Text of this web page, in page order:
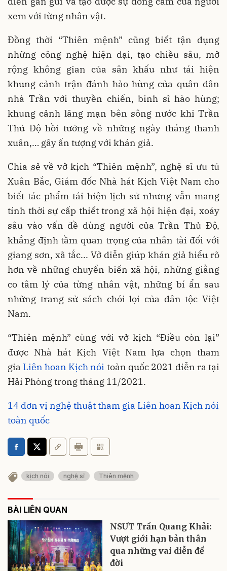
xem với từng nhân vật.
Đồng thời “Thiên mệnh” cũng biết tận dụng
những công nghệ hiện đại, tạo chiều sâu, mở
rộng không gian của sân khấu như tái hiện
khung cảnh trận đánh hào hùng của quân dân
nhà Trần với thuyền chiến, binh sĩ hào hùng;
khung cảnh lãng mạn bên sông nước khi Trần
Thủ Độ hồi tưởng về những ngày tháng thanh
xuân,… gây ấn tượng với khán giả.
Chia sẻ về vở kịch “Thiên mệnh”, nghệ sĩ ưu tú
Xuân Bắc, Giám đốc Nhà hát Kịch Việt Nam cho
biết tác phẩm tái hiện lịch sử nhưng vẫn mang
tính thời sự cấp thiết trong xã hội hiện đại, xoáy
sâu vào vấn đề dùng người của Trần Thủ Độ,
khẳng định tầm quan trọng của nhân tài đối với
giang sơn, xã tắc... Vở diễn giúp khán giả hiểu rõ
hơn về những chuyển biến xã hội, những giằng
co tâm lý của từng nhân vật, những bí ẩn sau
những trang sử sách chói lọi của dân tộc Việt
Nam.
“Thiên mệnh” cùng với vở kịch “Điều còn lại”
được Nhà hát Kịch Việt Nam lựa chọn tham
gia Liên hoan Kịch nói toàn quốc 2021 diễn ra tại
Hải Phòng trong tháng 11/2021.
14 đơn vị nghệ thuật tham gia Liên hoan Kịch nói
toàn quốc
kịch nói nghệ sĩ Thiên mệnh
BÀI LIÊN QUAN
NSƯT Trần Quang Khải:
Vượt giới hạn bản thân
qua những vai diễn để
đời